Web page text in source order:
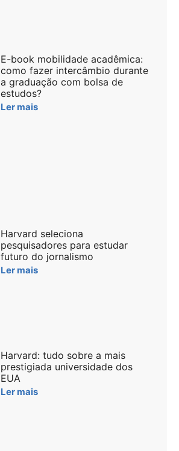
E-book mobilidade acadêmica:
como fazer intercâmbio durante
a graduação com bolsa de
estudos?
Ler mais
Harvard seleciona
pesquisadores para estudar
futuro do jornalismo
Ler mais
Harvard: tudo sobre a mais
prestigiada universidade dos
EUA
Ler mais